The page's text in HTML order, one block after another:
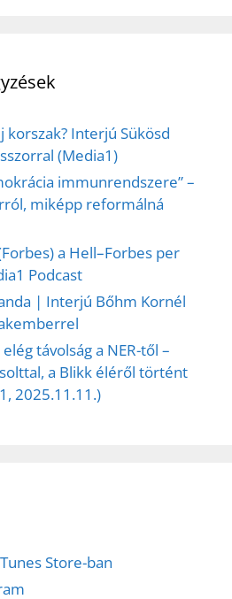
Interjú Sükösd
(Media1)
immunrendszere” –
miképp reformálná
a Hell–Forbes per
Podcast
| Interjú Bőhm Kornél
távolság a NER-től –
a Blikk éléről történt
2025.11.11.)
Store-ban